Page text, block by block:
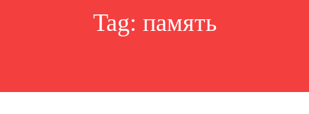
Tag: память